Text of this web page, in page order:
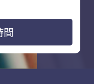
間